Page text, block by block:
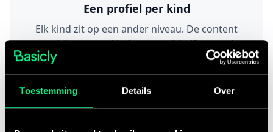
Toestemming Details Over
Een profiel per kind
Elk kind zit op een ander niveau. De content
past zich aan per kind en ontwikkelfase, zodat